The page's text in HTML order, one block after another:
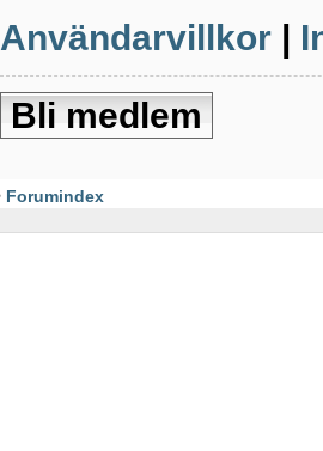
Användarvillkor |
Bli medlem
Forumindex